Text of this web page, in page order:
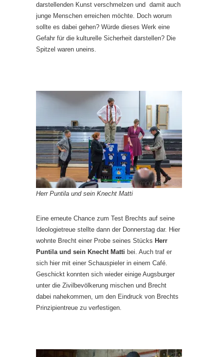
darstellenden Kunst verschmelzen und damit auch
junge Menschen erreichen möchte. Doch worum
sollte es dabei gehen? Würde dieses Werk eine
Gefahr für die kulturelle Sicherheit darstellen? Die
Spitzel waren uneins.
Herr Puntila und sein Knecht Matti
Eine erneute Chance zum Test Brechts auf seine
Ideologietreue stellte dann der Donnerstag dar. Hier
wohnte Brecht einer Probe seines Stücks Herr
Puntila und sein Knecht Matti bei. Auch traf er
sich hier mit einer Schauspieler in einem Café.
Geschickt konnten sich wieder einige Augsburger
unter die Zivilbevölkerung mischen und Brecht
dabei nahekommen, um den Eindruck von Brechts
Prinzipientreue zu verfestigen.